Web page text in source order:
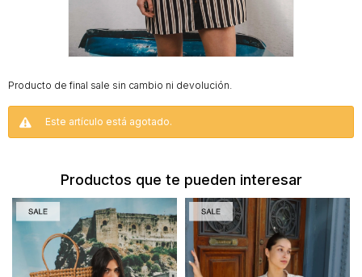
Producto de final sale sin cambio ni devolución.
Este artículo está agotado.
Productos que te pueden interesar
Camperas
Shorts
y
Vestidos
Denim
CARTERAS